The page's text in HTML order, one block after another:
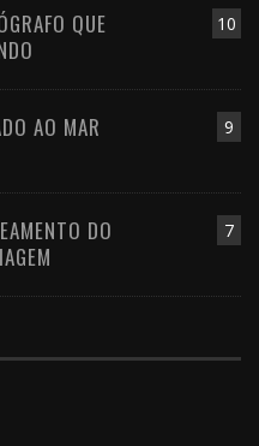
10
QUE
9
AO MAR
7
DO